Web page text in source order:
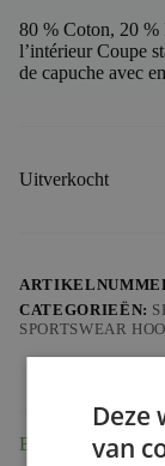
80 % Coton, 20 %
l’intérieur Coupe
de capuche avec
Uitverkocht
CATEGORIEËN:
SPORTSWEAR
Beschrijving
Deze
van